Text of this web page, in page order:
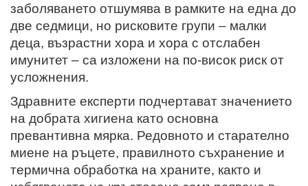
заболяването отшумява в рамките на една до
две седмици, но рисковите групи – малки
деца, възрастни хора и хора с отслабен
имунитет – са изложени на по-висок риск от
усложнения.
Здравните експерти подчертават значението
на добрата хигиена като основна
превантивна мярка. Редовното и старателно
миене на ръцете, правилното съхранение и
термична обработка на храните, както и